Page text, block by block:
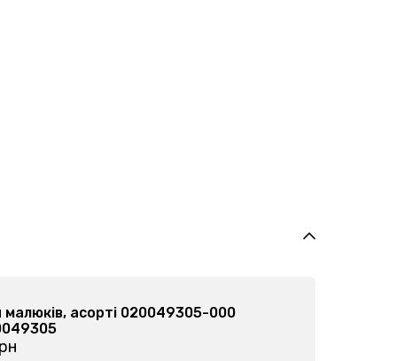
малюків, асорті 020079102-000